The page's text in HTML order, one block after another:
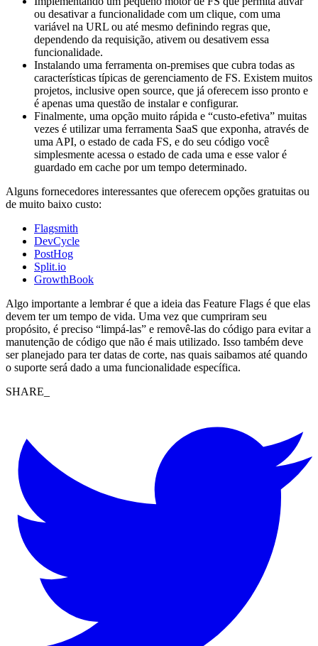
ou desativar a funcionalidade com um clique, com uma
variável na URL ou até mesmo definindo regras que,
dependendo da requisição, ativem ou desativem essa
funcionalidade.
Instalando uma ferramenta on-premises que cubra todas as
características típicas de gerenciamento de FS. Existem muitos
projetos, inclusive open source, que já oferecem isso pronto e
é apenas uma questão de instalar e configurar.
Finalmente, uma opção muito rápida e “custo-efetiva” muitas
vezes é utilizar uma ferramenta SaaS que exponha, através de
uma API, o estado de cada FS, e do seu código você
simplesmente acessa o estado de cada uma e esse valor é
guardado em cache por um tempo determinado.
Alguns fornecedores interessantes que oferecem opções gratuitas ou
de muito baixo custo:
Flagsmith
DevCycle
PostHog
Split.io
GrowthBook
Algo importante a lembrar é que a ideia das Feature Flags é que elas
devem ter um tempo de vida. Uma vez que cumpriram seu
propósito, é preciso “limpá-las” e removê-las do código para evitar a
manutenção de código que não é mais utilizado. Isso também deve
ser planejado para ter datas de corte, nas quais saibamos até quando
o suporte será dado a uma funcionalidade específica.
SHARE_